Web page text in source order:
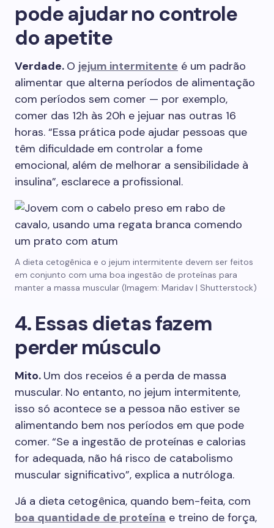
pode ajudar no controle
do apetite
Verdade. O jejum intermitente é um padrão
alimentar que alterna períodos de alimentação
com períodos sem comer — por exemplo,
comer das 12h às 20h e jejuar nas outras 16
horas. “Essa prática pode ajudar pessoas que
têm dificuldade em controlar a fome
emocional, além de melhorar a sensibilidade à
insulina”, esclarece a profissional.
A dieta cetogênica e o jejum intermitente devem ser feitos
em conjunto com uma boa ingestão de proteínas para
manter a massa muscular (Imagem: Maridav | Shutterstock)
4. Essas dietas fazem
perder músculo
Mito. Um dos receios é a perda de massa
muscular. No entanto, no jejum intermitente,
isso só acontece se a pessoa não estiver se
alimentando bem nos períodos em que pode
comer. “Se a ingestão de proteínas e calorias
for adequada, não há risco de catabolismo
muscular significativo”, explica a nutróloga.
Já a dieta cetogênica, quando bem-feita, com
boa quantidade de proteína e treino de força,